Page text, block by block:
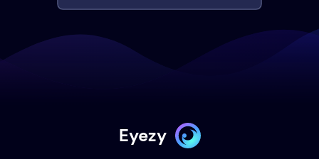
Eyezy